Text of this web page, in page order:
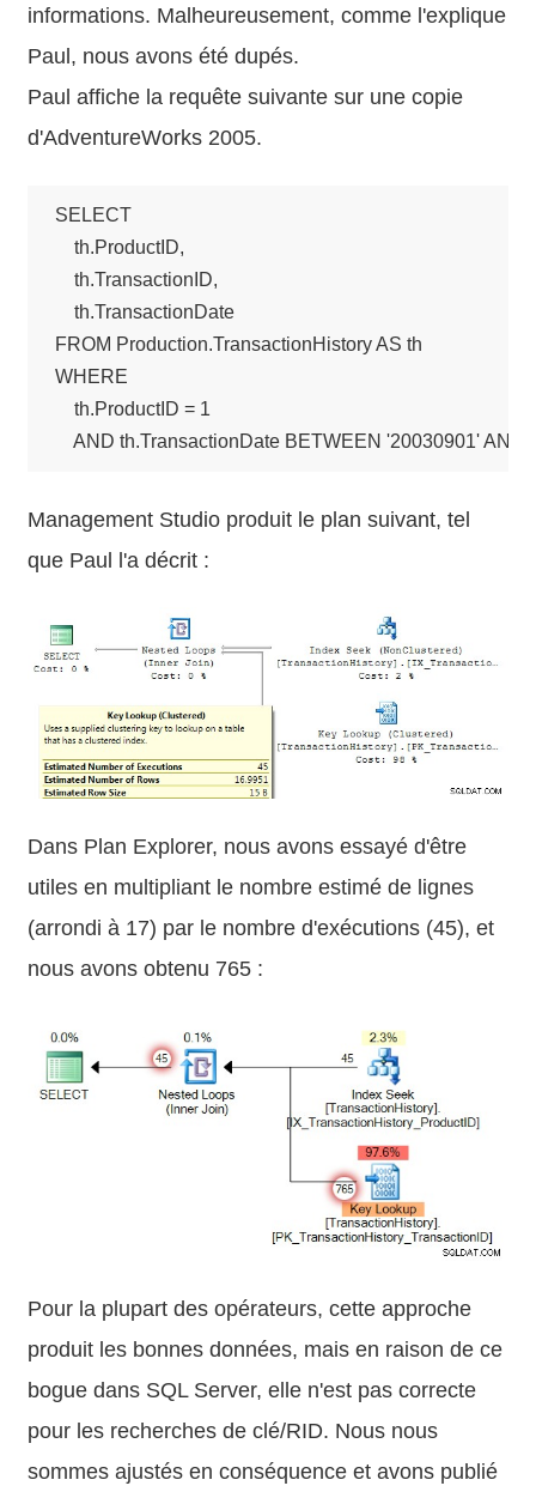
informations. Malheureusement, comme l'explique
Paul, nous avons été dupés.
Paul affiche la requête suivante sur une copie
d'AdventureWorks 2005.
SELECT
    th.ProductID,
    th.TransactionID,
    th.TransactionDate
FROM Production.TransactionHistory AS th
WHERE
    th.ProductID = 1
AND th.TransactionDate BETWEEN '20030901' AND
Management Studio produit le plan suivant, tel
que Paul l'a décrit :
Dans Plan Explorer, nous avons essayé d'être
utiles en multipliant le nombre estimé de lignes
(arrondi à 17) par le nombre d'exécutions (45), et
nous avons obtenu 765 :
Pour la plupart des opérateurs, cette approche
produit les bonnes données, mais en raison de ce
bogue dans SQL Server, elle n'est pas correcte
pour les recherches de clé/RID. Nous nous
sommes ajustés en conséquence et avons publié